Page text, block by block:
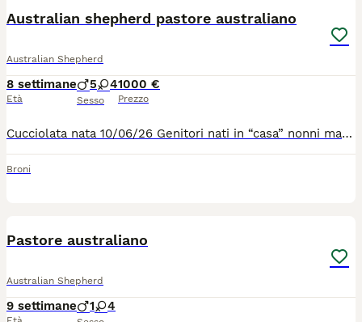
Australian shepherd pastore australiano
Australian Shepherd
8 settimane
Età
5 4
Sesso
1000 €
Prezzo
Cucciolata nata 10/06/26 Genitori nati in “casa” nonni materni e paterni ottimo carattere e ottima salute tutti con Lastre ufficiali e test genetici I cuccioli saranno ceduti dopo i 65gg con: Microchip I vaccini Sverminazione completa Visita veterinario di buona salute Pedigree Disponibile Maschi Red Tricolor e Blue merle Femmine Red merle/Red tri color/ Black tri color Chiedo contatto telefonico I cuccioli non sono in regalo il prezzo è indicativo
Broni
Pastore australiano
Australian Shepherd
9 settimane 1 4